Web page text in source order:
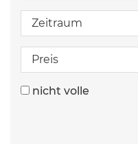
Zeitraum
Preis
nicht volle